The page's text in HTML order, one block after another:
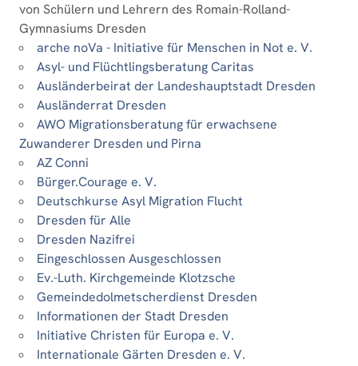
von Schülern und Lehrern des Romain-Rolland-
Gymnasiums Dresden
arche noVa - Initiative für Menschen in Not e. V.
Asyl- und Flüchtlingsberatung Caritas
Ausländerbeirat der Landeshauptstadt Dresden
Ausländerrat Dresden
AWO Migrationsberatung für erwachsene
Zuwanderer Dresden und Pirna
AZ Conni
Bürger.Courage e. V.
Deutschkurse Asyl Migration Flucht
Dresden für Alle
Dresden Nazifrei
Eingeschlossen Ausgeschlossen
Ev.-Luth. Kirchgemeinde Klotzsche
Gemeindedolmetscherdienst Dresden
Informationen der Stadt Dresden
Initiative Christen für Europa e. V.
Internationale Gärten Dresden e. V.